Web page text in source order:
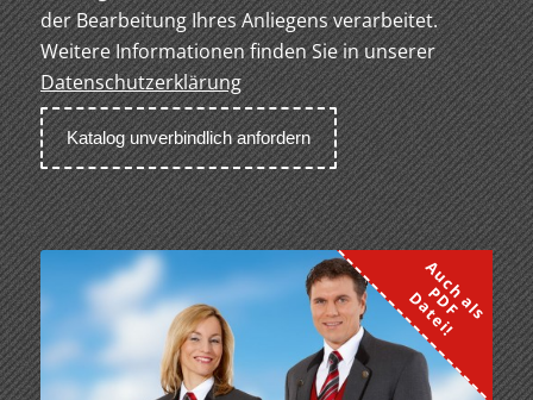
der Bearbeitung Ihres Anliegens verarbeitet.
Weitere Informationen finden Sie in unserer
Datenschutzerklärung